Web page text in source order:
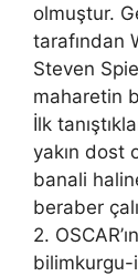
olmuştur.
tarafından
Steven
maharetin
İlk
yakın dost
banali
beraber
2.
bilimkurgu-